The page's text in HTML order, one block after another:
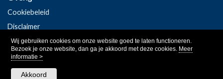
Wij gebruiken cookies om onze website goed te laten functioneren.
Bezoek je onze website, dan ga je akkoord met deze cookies. Meer
informatie >
Akkoord
Cookiebeleid
Disclaimer
Privacy